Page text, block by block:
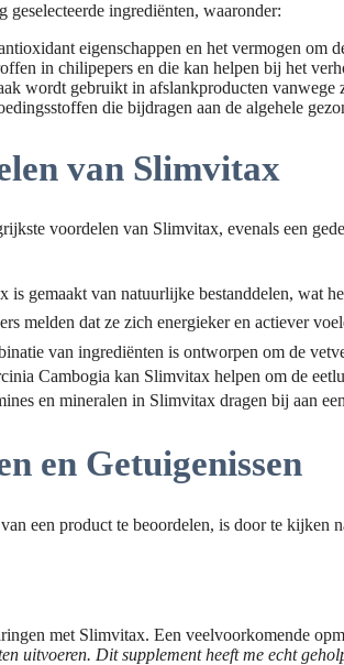
ingrediënten, waaronder:
eigenschappen en het vermogen om
in chilipepers en die kan helpen bij het
wordt gebruikt in afslankproducten vanwege
die bijdragen aan de algehele
van Slimvitax
voordelen van Slimvitax, evenals een
is gemaakt van natuurlijke bestanddelen, wat
melden dat ze zich energieker en actiever
van ingrediënten is ontworpen om de
Cambogia kan Slimvitax helpen om de
en mineralen in Slimvitax dragen bij aan
en Getuigenissen
een product te beoordelen, is door te
met Slimvitax. Een veelvoorkomende
uitvoeren. Dit supplement heeft me echt